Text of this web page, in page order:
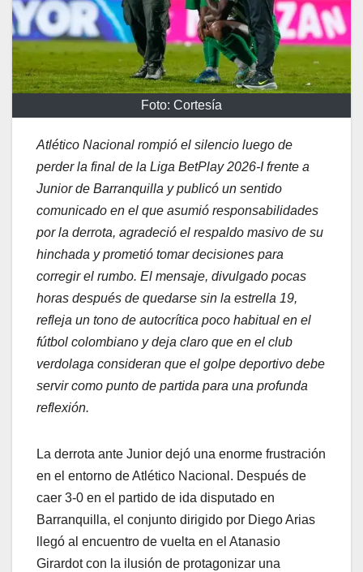
Foto: Cortesía
Atlético Nacional rompió el silencio luego de
perder la final de la Liga BetPlay 2026-I frente a
Junior de Barranquilla y publicó un sentido
comunicado en el que asumió responsabilidades
por la derrota, agradeció el respaldo masivo de su
hinchada y prometió tomar decisiones para
corregir el rumbo. El mensaje, divulgado pocas
horas después de quedarse sin la estrella 19,
refleja un tono de autocrítica poco habitual en el
fútbol colombiano y deja claro que en el club
verdolaga consideran que el golpe deportivo debe
servir como punto de partida para una profunda
reflexión.
La derrota ante Junior dejó una enorme frustración
en el entorno de Atlético Nacional. Después de
caer 3-0 en el partido de ida disputado en
Barranquilla, el conjunto dirigido por Diego Arias
llegó al encuentro de vuelta en el Atanasio
Girardot con la ilusión de protagonizar una